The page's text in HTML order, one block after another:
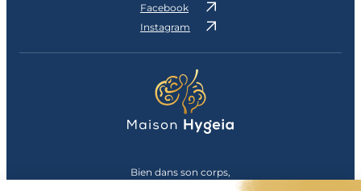
Facebook
Instagram
Bien dans son corps,